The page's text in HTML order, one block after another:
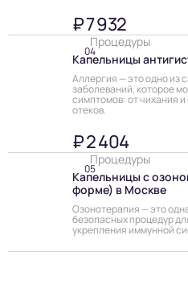
₽ 7 932
Процедуры
Капельницы
Аллергия — это одно из
заболеваний, которое
симптомов: от чихания
отеков.
₽ 2 404
04
Процедуры
Капельницы с
форме) в Москве
Озонотерапия — это
безопасных процедур
укрепления иммунной
05